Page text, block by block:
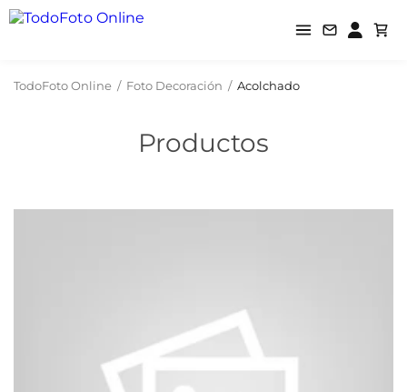
TodoFoto Online / Foto Decoración / Acolchado
Productos